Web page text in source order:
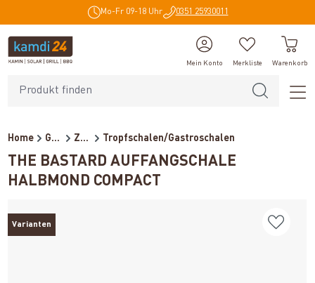
Mo-Fr 09-18 Uhr 0351 25930011
Mein Konto Merkliste Warenkorb
Home Grillzubehör Zubehör Tropfschalen/Gastroschalen
THE BASTARD AUFFANGSCHALE
HALBMOND COMPACT
Varianten